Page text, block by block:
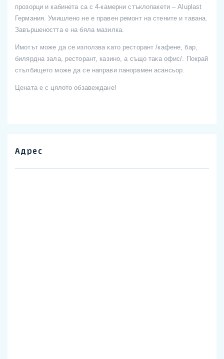
прозорци и кабинета са с 4-камерни стъклопакети – Aluplast
Германия. Умишлено не е правен ремонт на стените и тавана.
Завършеността е на бяла мазилка.
Имотът може да се използва като ресторант /кафене, бар,
билярдна зала, ресторант, казино, а също така офис/. Покрай
стълбището може да се направи панорамен асансьор.
Цената е с цялото обзавеждане!
Адрес